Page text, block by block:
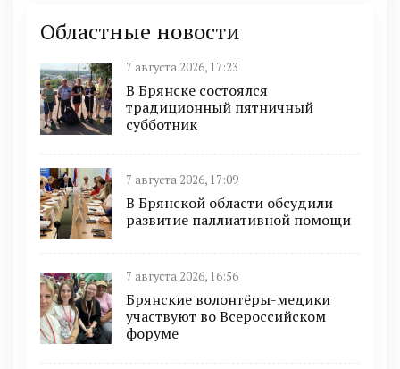
Областные новости
7 августа 2026, 17:23
В Брянске состоялся
традиционный пятничный
субботник
7 августа 2026, 17:09
В Брянской области обсудили
развитие паллиативной помощи
7 августа 2026, 16:56
Брянские волонтёры-медики
участвуют во Всероссийском
форуме